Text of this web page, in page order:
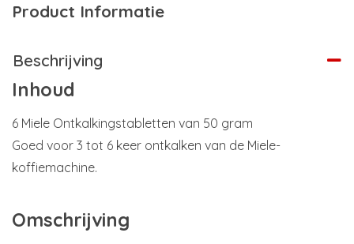
Product Informatie
Beschrijving
Inhoud
6 Miele Ontkalkingstabletten van 50 gram
Goed voor 3 tot 6 keer ontkalken van de Miele-
koffiemachine.
Omschrijving